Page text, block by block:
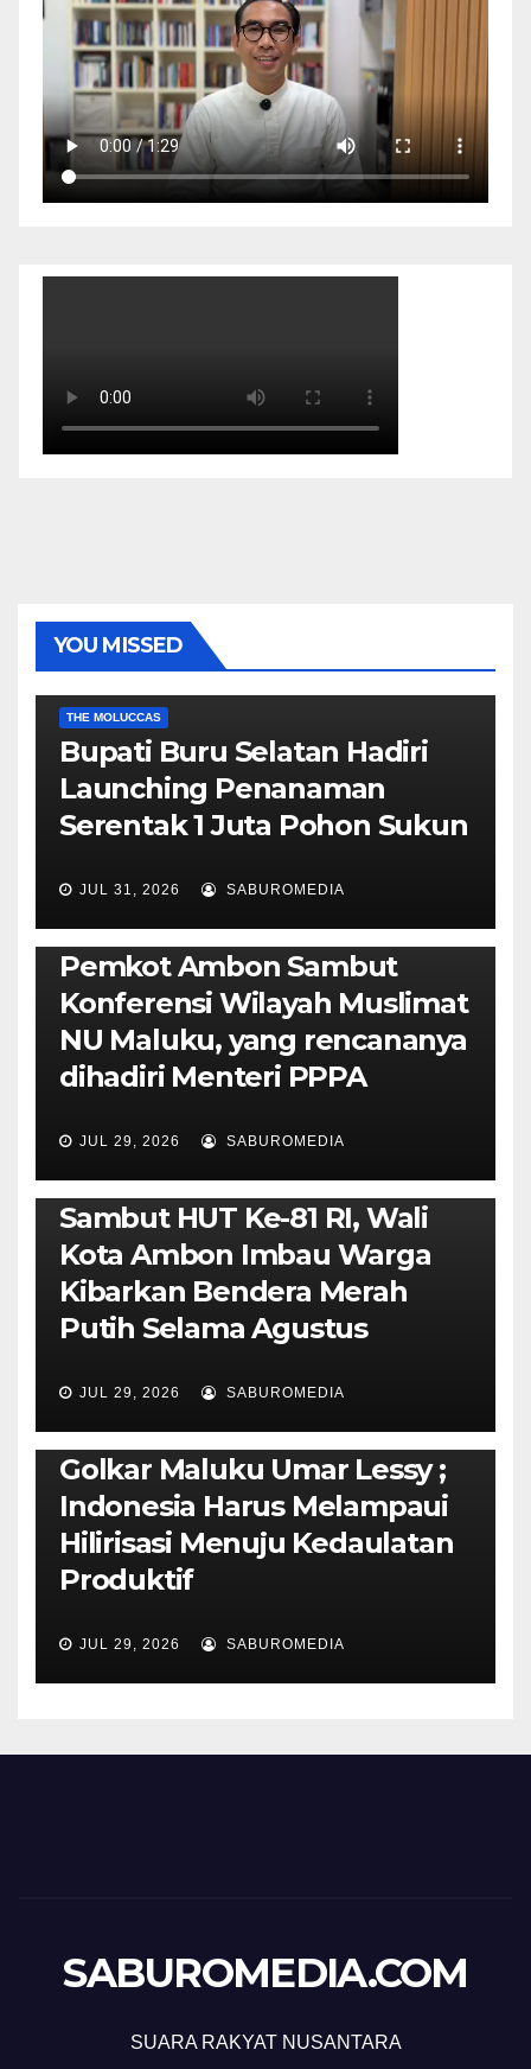
YOU MISSED
THE MOLUCCAS
Bupati Buru Selatan Hadiri
Launching Penanaman
Serentak 1 Juta Pohon Sukun
JUL 31, 2026 SABUROMEDIA
AMBON METRO JURNALISME AKTIVIS
POLITIK & PEMERINTAHAN
Pemkot Ambon Sambut
Konferensi Wilayah Muslimat
NU Maluku, yang rencananya
dihadiri Menteri PPPA
JUL 29, 2026 SABUROMEDIA
AMBON METRO POLITIK & PEMERINTAHAN
Sambut HUT Ke-81 RI, Wali
Kota Ambon Imbau Warga
Kibarkan Bendera Merah
Putih Selama Agustus
JUL 29, 2026 SABUROMEDIA
PENDIDIKAN & OLAHRAGA THE MOLUCCAS
Isi Materi LK-III HMI, Ketua
Golkar Maluku Umar Lessy ;
Indonesia Harus Melampaui
Hilirisasi Menuju Kedaulatan
Produktif
JUL 29, 2026 SABUROMEDIA
SABUROMEDIA.COM
SUARA RAKYAT NUSANTARA